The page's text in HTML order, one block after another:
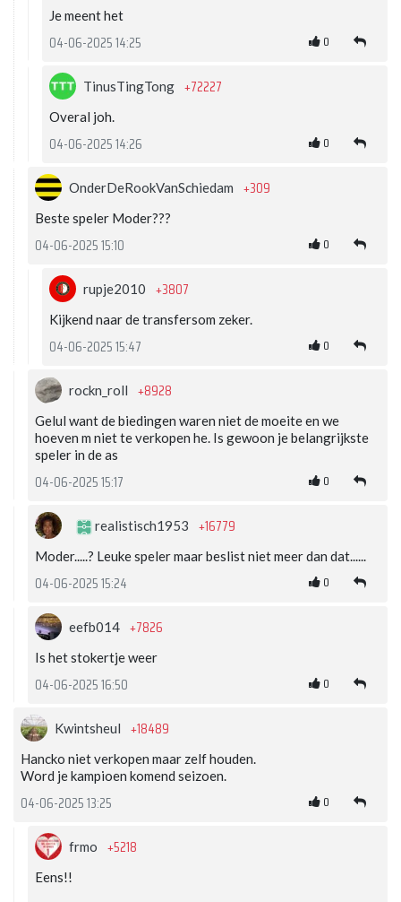
Je meent het
04-06-2025 14:25 0
TinusTingTong +72227
Overal joh.
04-06-2025 14:26 0
OnderDeRookVanSchiedam +309
Beste speler Moder???
04-06-2025 15:10 0
rupje2010 +3807
Kijkend naar de transfersom zeker.
04-06-2025 15:47 0
rockn_roll +8928
Gelul want de biedingen waren niet de moeite en we
hoeven m niet te verkopen he. Is gewoon je belangrijkste
speler in de as
04-06-2025 15:17 0
realistisch1953 +16779
Moder.....? Leuke speler maar beslist niet meer dan dat......
04-06-2025 15:24 0
eefb014 +7826
Is het stokertje weer
04-06-2025 16:50 0
Kwintsheul +18489
Hancko niet verkopen maar zelf houden.
Word je kampioen komend seizoen.
04-06-2025 13:25 0
frmo +5218
Eens!!